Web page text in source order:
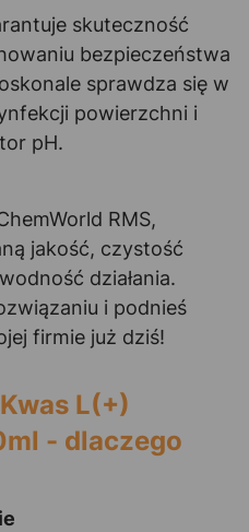
skuteczność
bezpieczeństwa
sprawdza się w
powierzchni i
pH.
RMS,
jakość, czystość
działania.
i podnieś
firmie już dziś!
L(+)
- dlaczego